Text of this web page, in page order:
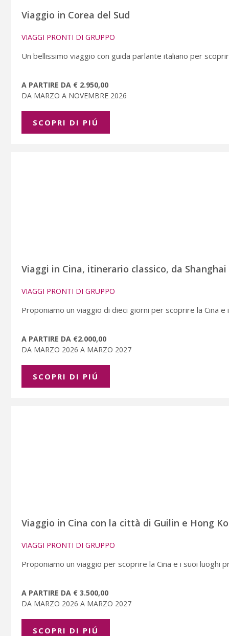
Viaggio in Corea del Sud
VIAGGI PRONTI DI GRUPPO
Un bellissimo viaggio con guida parlante italiano per
A PARTIRE DA € 2.950,00
DA MARZO A NOVEMBRE 2026
SCOPRI DI PIÚ
Viaggi in Cina, itinerario classico, da Shanghai
VIAGGI PRONTI DI GRUPPO
Proponiamo un viaggio di dieci giorni per scoprire la Cina
A PARTIRE DA €2.000,00
DA MARZO 2026 A MARZO 2027
SCOPRI DI PIÚ
Viaggio in Cina con la città di Guilin e Hong
VIAGGI PRONTI DI GRUPPO
Proponiamo un viaggio per scoprire la Cina e i suoi luoghi
A PARTIRE DA € 3.500,00
DA MARZO 2026 A MARZO 2027
SCOPRI DI PIÚ